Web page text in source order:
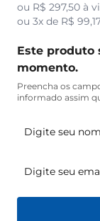
ou R$ 297,50 à
ou 3x de R$
Este produto
momento.
Preencha os
informado assim